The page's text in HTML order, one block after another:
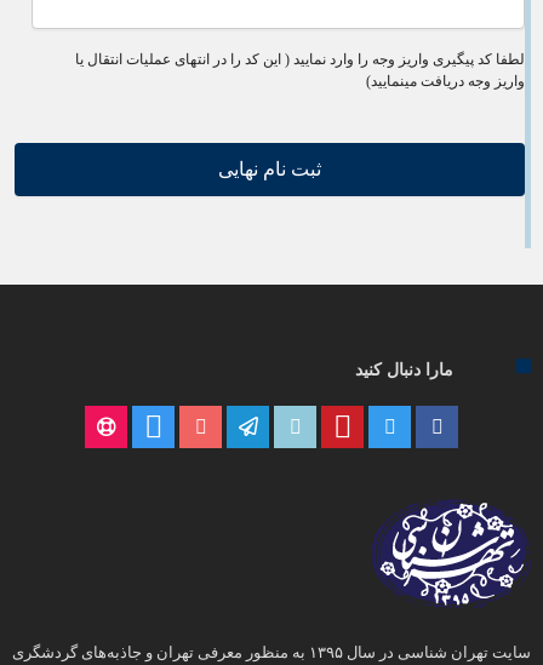
لطفا کد پیگیری واریز وجه را وارد نمایید ( این کد را در انتهای عملیات انتقال یا
واریز وجه دریافت مینمایید)
مارا دنبال کنید
سایت تهران شناسی در سال ۱۳۹۵ به منظور معرفی تهران و جاذبه‌های گردشگری